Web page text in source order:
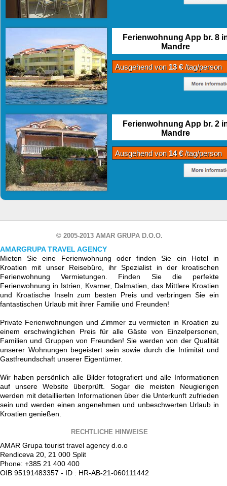
Ferienwohnung App br. 8
Mandre
Ausgehend von 13 €/tag/person
Ferienwohnung App br. 2
Mandre
Ausgehend von 14 €/tag/person
© 2005-2013 AMAR GRUPA D.O.O.
AMARGRUPA TRAVEL AGENCY
Mieten Sie eine Ferienwohnung oder finden Sie ein Hotel in
Kroatien mit unser Reisebüro, ihr Spezialist in der kroatischen
Ferienwohnung Vermietungen. Finden Sie die perfekte
Ferienwohnung in Istrien, Kvarner, Dalmatien, das Mittlere Kroatien
und Kroatische Inseln zum besten Preis und verbringen Sie ein
fantastischen Urlaub mit ihrer Familie und Freunden!
Private Ferienwohnungen und Zimmer zu vermieten in Kroatien zu
einem erschwinglichen Preis für alle Gäste von Einzelpersonen,
Familien und Gruppen von Freunden! Sie werden von der Qualität
unserer Wohnungen begeistert sein sowie durch die Intimität und
Gastfreundschaft unserer Eigentümer.
Wir haben persönlich alle Bilder fotografiert und alle Informationen
auf unsere Website überprüft. Sogar die meisten Neugierigen
werden mit detaillierten Informationen über die Unterkunft zufrieden
sein und werden einen angenehmen und unbeschwerten Urlaub in
Kroatien genießen.
RECHTLICHE HINWEISE
AMAR Grupa tourist travel agency d.o.o
Rendiceva 20, 21 000 Split
Phone: +385 21 400 400
OIB 95191483357 - ID : HR-AB-21-060111442